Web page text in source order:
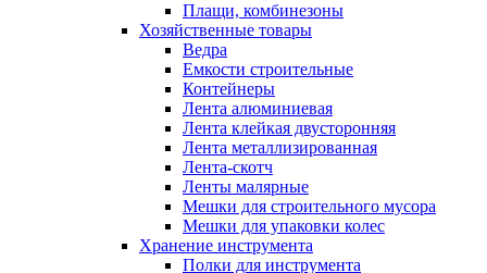
Плащи, комбинезоны
Хозяйственные товары
Ведра
Емкости строительные
Контейнеры
Лента алюминиевая
Лента клейкая двусторонняя
Лента металлизированная
Лента-скотч
Ленты малярные
Мешки для строительного мусора
Мешки для упаковки колес
Хранение инструмента
Полки для инструмента